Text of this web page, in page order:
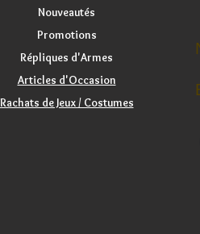
Nouveautés
Promotions
Répliques d'Armes
Articles d'Occasion
Rachats de Jeux / Costumes